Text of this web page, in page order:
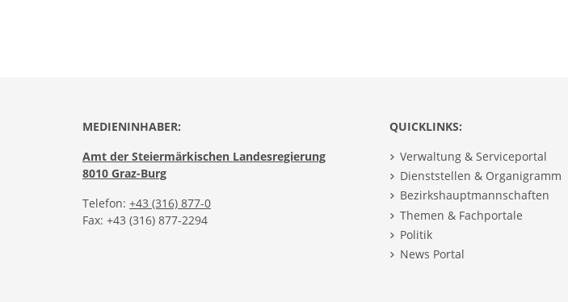
MEDIENINHABER:
Amt der Steiermärkischen Landesregierung
8010 Graz-Burg
Telefon: +43 (316) 877-0
Fax: +43 (316) 877-2294
QUICKLINKS:
Verwaltung & Serviceportal
Dienststellen & Organigramm
Bezirkshauptmannschaften
Themen & Fachportale
Politik
News Portal